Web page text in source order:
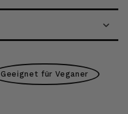
Geeignet für Veganer